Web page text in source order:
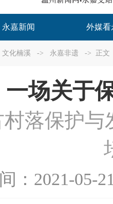
永嘉新闻 外媒看
文化楠溪 -> 永嘉非遗 -> 正文
一场关于
落保护与
： 2021-05-